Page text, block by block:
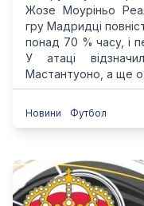
Жозе Моуріньо
гру Мадридці
понад 70 % часу, і
У атаці
Мастантуоно, а ще
Новини Футбол